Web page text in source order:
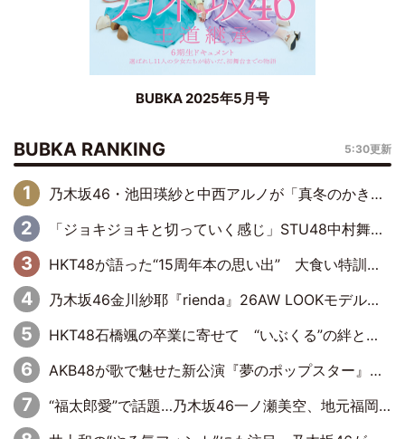
BUBKA 2025年5月号
BUBKA RANKING 5:30更新
乃木坂46・池田瑛紗と中西アルノが「真冬のかき氷」騒動で火花散らす！ 因縁の裏にあるのは、逆境をともに“凌”ぐ似た者同士の絆
「ジョキジョキと切っていく感じ」STU48中村舞、新しい挑戦は自らの手で
HKT48が語った“15周年本の思い出” 大食い特訓・守護霊企画・制服グラビア…盛りだくさんの裏話
乃木坂46金川紗耶『rienda』26AW LOOKモデルに就任
HKT48石橋颯の卒業に寄せて “いぶくる”の絆と後輩・龍頭綺音の決意
AKB48が歌で魅せた新公演『夢のポップスター』 初日から全身全霊のステージ
“福太郎愛”で話題…乃木坂46一ノ瀬美空、地元福岡『めんべい25周年トップサポーター』に就任